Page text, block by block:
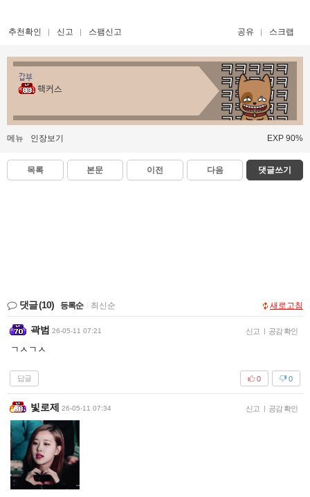
추천확인 신고 스팸신고 공유 스크랩
갑부
핵커스
메뉴 인장보기 EXP 90%
목록 본문 이전 다음 댓글쓰기
댓글(10) 등록순 최신순 새로고침
곽범 26-05-11 07:21 신고 | 공감 확인
ㄱㅅㄱㅅ
답글 0
0
빛로제 26-05-11 07:34 신고 | 공감 확인